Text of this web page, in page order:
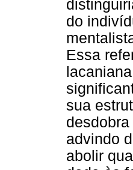
do
Essa
sua
advindo
abolir